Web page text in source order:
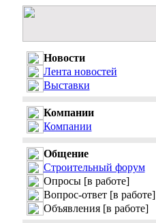
Новости
Лента новостей
Выставки
Компании
Компании
Общение
Строительный форум
Опросы [в работе]
Вопрос-ответ [в работе]
Объявления [в работе]